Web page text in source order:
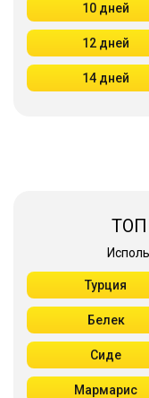
10 дней
12 дней
14 дней
ТОП
Турция
Белек
Сиде
Мармарис